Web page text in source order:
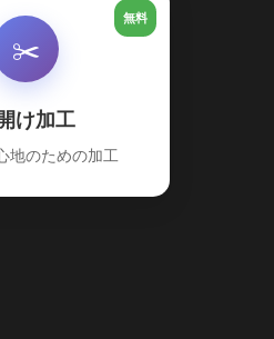
無料
✂️
け加工
地のための加工